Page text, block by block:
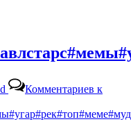
Комментариев к